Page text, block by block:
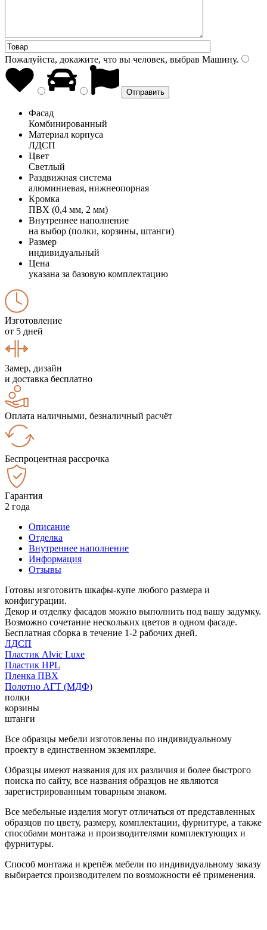
Пожалуйста, докажите, что вы человек, выбрав Машину.
Фасад
Комбинированный
Материал корпуса
ЛДСП
Цвет
Светлый
Раздвижная система
алюминиевая, нижнеопорная
Кромка
ПВХ (0,4 мм, 2 мм)
Внутреннее наполнение
на выбор (полки, корзины, штанги)
Размер
индивидуальный
Цена
указана за базовую комплектацию
Изготовление
от 5 дней
Замер, дизайн
и доставка бесплатно
Оплата наличными, безналичный расчёт
Беспроцентная рассрочка
Гарантия
2 года
Описание
Отделка
Внутреннее наполнение
Информация
Отзывы
Готовы изготовить шкафы-купе любого размера и
конфигурации.
Декор и отделку фасадов можно выполнить под вашу задумку.
Возможно сочетание нескольких цветов в одном фасаде.
Бесплатная сборка в течение 1-2 рабочих дней.
ЛДСП
Пластик Alvic Luxe
Пластик HPL
Пленка ПВХ
Полотно АГТ (МДФ)
полки
корзины
штанги
Все образцы мебели изготовлены по индивидуальному
проекту в единственном экземпляре.
Образцы имеют названия для их различия и более быстрого
поиска по сайту, все названия образцов не являются
зарегистрированным товарным знаком.
Все мебельные изделия могут отличаться от представленных
образцов по цвету, размеру, комплектации, фурнитуре, а также
способами монтажа и производителями комплектующих и
фурнитуры.
Способ монтажа и крепёж мебели по индивидуальному заказу
выбирается производителем по возможности её применения.